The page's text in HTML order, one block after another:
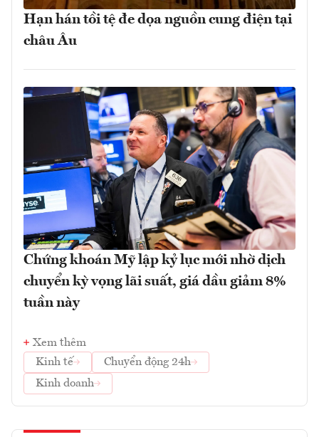
Hạn hán tồi tệ đe dọa nguồn cung điện tại
châu Âu
Chứng khoán Mỹ lập kỷ lục mới nhờ dịch
chuyển kỳ vọng lãi suất, giá dầu giảm 8%
tuần này
Xem thêm
Kinh tế
Chuyển động 24h
Kinh doanh